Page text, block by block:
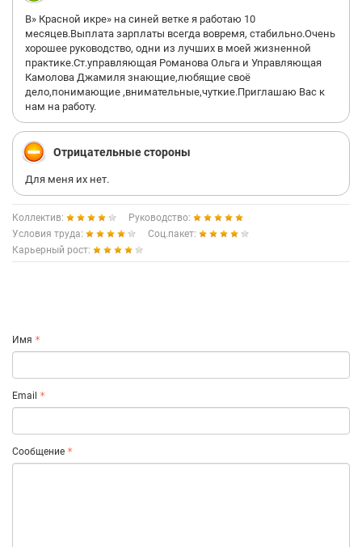
В» Красной икре» на синей ветке я работаю 10
месяцев.Выплата зарплаты всегда вовремя, стабильно.Очень
хорошее руководство, одни из лучших в моей жизненной
практике.Ст.управляющая Романова Ольга и Управляющая
Камолова Джамиля знающие,любящие своё
дело,понимающие ,внимательные,чуткие.Приглашаю Вас к
нам на работу.
Отрицательные стороны
Для меня их нет.
Коллектив:
Руководство:
Условия труда:
Соц.пакет:
Карьерный рост:
Имя
Email
Сообщение